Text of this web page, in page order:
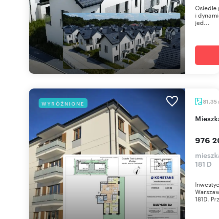
Osiedle
i
jed...
WYRÓŻNIONE 81,35
976
181 D
181D.